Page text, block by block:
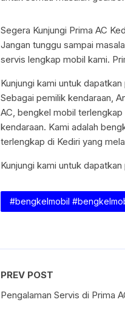
Segera Kunjungi Prima AC
Jangan tunggu sampai
servis lengkap mobil kami.
Kunjungi kami untuk
Sebagai pemilik kendaraan,
AC, bengkel mobil
kendaraan. Kami adalah
terlengkap di Kediri yang
Kunjungi kami untuk
#bengkelmobil
PREV POST
Pengalaman Servis di Prima